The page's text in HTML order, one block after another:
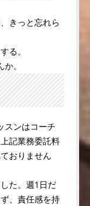
きっと忘れら
る。
。
スンはコーチ
記業務委託料
おりません
た。週1日だ
、責任感を持